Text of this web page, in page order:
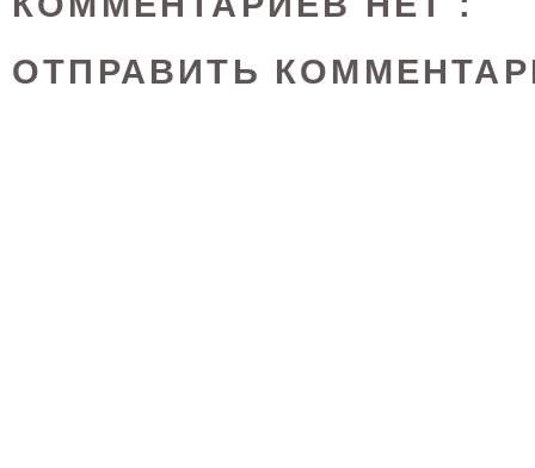
ОТПРАВИТЬ